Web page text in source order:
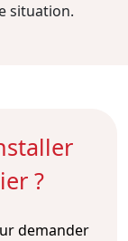
situation.
?
demander